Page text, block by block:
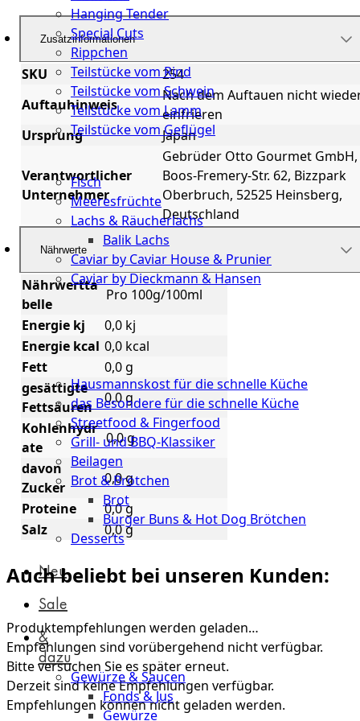
Hanging Tender
Special Cuts
Rippchen
Teilstücke vom Rind
Teilstücke vom Schwein
Teilstücke vom Lamm
Teilstücke vom Geflügel
Fisch
Meeresfrüchte
Lachs & Räucherlachs
Balik Lachs
Caviar by Caviar House & Prunier
Caviar by Dieckmann & Hansen
Probierpakete
Schnelle
Küche
Hausmannskost für die schnelle Küche
das Besondere für die schnelle Küche
Streetfood & Fingerfood
Grill- und BBQ-Klassiker
Beilagen
Brot & Brötchen
Brot
Burger Buns & Hot Dog Brötchen
Desserts
Neu
Sale
&
dazu
Gewürze & Saucen
Fonds & Jus
Gewürze
Zusatzinformationen
SKU
254
Auftauhinweis
Nach dem Auftauen nicht
einfrieren
Ursprung
Japan
Verantwortlicher
Unternehmer
Gebrüder Otto Gourmet GmbH,
Boos-Fremery-Str. 62, Bizzpark
Oberbruch, 52525 Heinsberg,
Deutschland
Nährwerte
Nährwertta
belle
Pro 100g/100ml
Energie kj
0,0 kj
Energie kcal 0,0 kcal
Fett
0,0 g
gesättigte
Fettsäuren
0,0 g
Kohlenhydr
ate
0,0 g
davon
Zucker
0,0 g
Proteine
0,0 g
Salz
0,0 g
Auch beliebt bei unseren Kunden:
Produktempfehlungen werden geladen…
Empfehlungen sind vorübergehend nicht verfügbar.
Bitte versuchen Sie es später erneut.
Derzeit sind keine Empfehlungen verfügbar.
Empfehlungen können nicht geladen werden.